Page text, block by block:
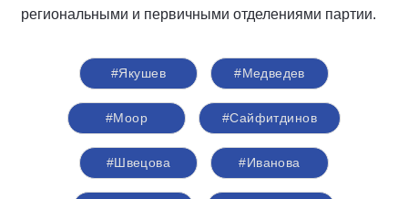
региональными и первичными отделениями партии.
#Якушев #Медведев
#Моор #Сайфитдинов
#Швецова #Иванова